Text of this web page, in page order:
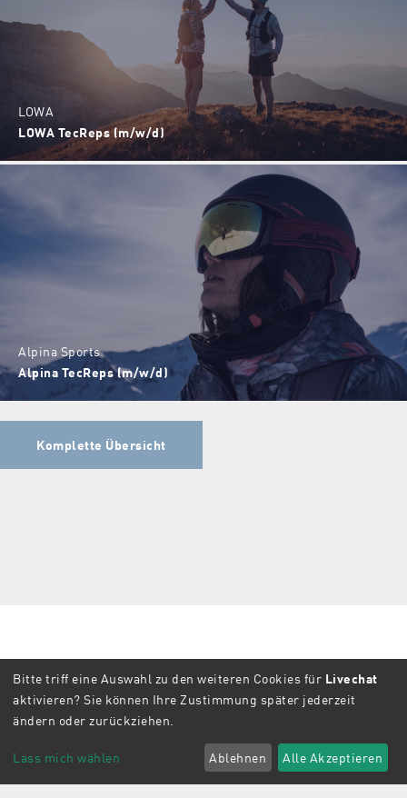
LOWA
LOWA TecReps (m/w/d)
Alpina Sports
Alpina TecReps (m/w/d)
Komplette Übersicht
Bitte triff eine Auswahl zu den weiteren Cookies für Livechat
aktivieren? Sie können Ihre Zustimmung später jederzeit
ändern oder zurückziehen.
Lass mich wählen Ablehnen Alle Akzeptieren